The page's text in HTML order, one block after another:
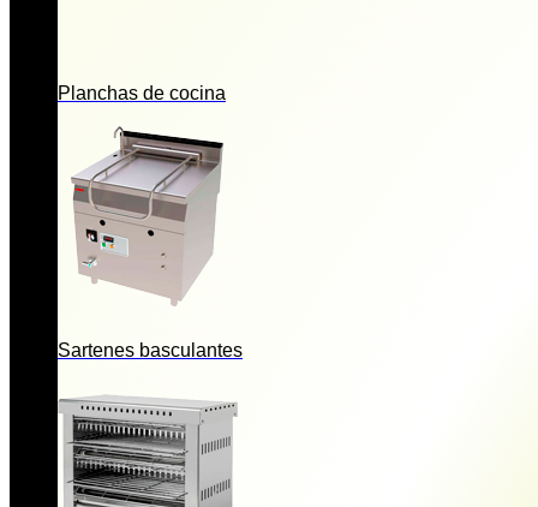
Planchas de cocina
Sartenes basculantes